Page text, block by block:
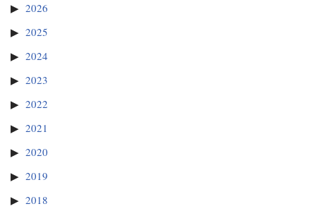
2026
2025
2024
2023
2022
2021
2020
2019
2018